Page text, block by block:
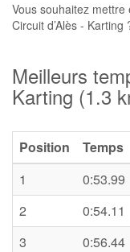
Vous souhaitez
Circuit d’Alès - Karting
Meilleurs
Karting (1.3
Position Temps
1
0:53.99
2
0:54.11
3
0:56.44